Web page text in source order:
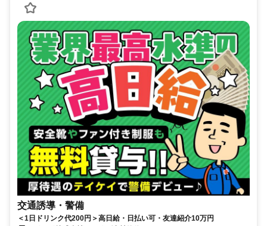
交通誘導・警備
＜1日ドリンク代200円＞高日給・日払い可・友達紹介10万円